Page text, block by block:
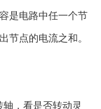
是电路中任一个节
节点的电流之和。
，看是否转动灵